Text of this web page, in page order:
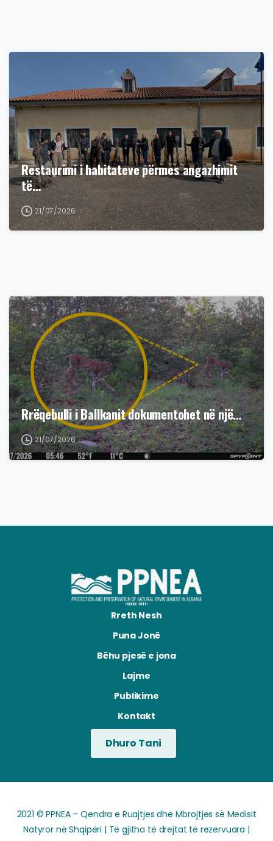
Restaurimi i habitateve përmes angazhimit
të…
21/07/2026
Rrëqebulli i Ballkanit dokumentohet në një…
21/07/2026
Rreth Nesh
Puna Jonë
Bëhu pjesë e jona
Lajme
Publikime
Kontakt
Dhuro Tani
2021 © PPNEA – Qendra e Ruajtjes dhe Mbrojtjes së Medisit
Natyror në Shqipëri | Të gjitha të drejtat të rezervuara |